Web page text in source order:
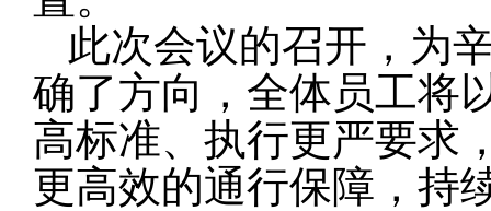
此次会议的召开，为
确了方向，全体员工将
高标准、执行更严要求
更高效的通行保障，持